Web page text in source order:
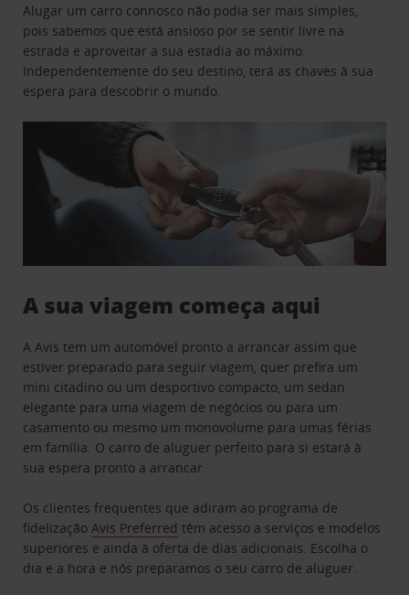
Alugar um carro connosco não podia ser mais simples,
pois sabemos que está ansioso por se sentir livre na
estrada e aproveitar a sua estadia ao máximo.
Independentemente do seu destino, terá as chaves à sua
espera para descobrir o mundo.
A sua viagem começa aqui
A Avis tem um automóvel pronto a arrancar assim que
estiver preparado para seguir viagem, quer prefira um
mini citadino ou um desportivo compacto, um sedan
elegante para uma viagem de negócios ou para um
casamento ou mesmo um monovolume para umas férias
em família. O carro de aluguer perfeito para si estará à
sua espera pronto a arrancar.
Os clientes frequentes que adiram ao programa de
fidelizaçãoAvis Preferred têm acesso a serviços e modelos
superiores e ainda à oferta de dias adicionais. Escolha o
dia e a hora e nós preparamos o seu carro de aluguer.